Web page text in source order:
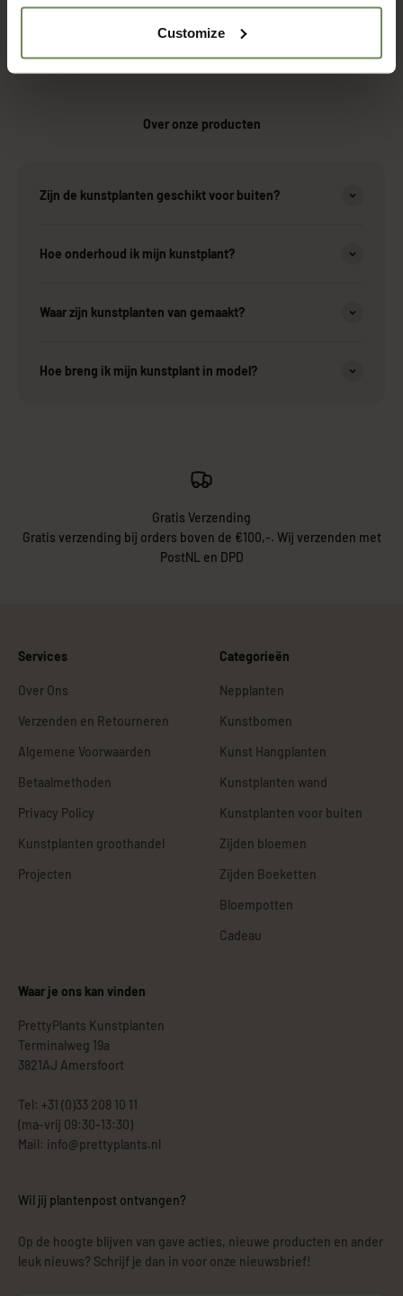
Customize
Over onze producten
Zijn de kunstplanten geschikt voor buiten?
Hoe onderhoud ik mijn kunstplant?
Waar zijn kunstplanten van gemaakt?
Hoe breng ik mijn kunstplant in model?
Gratis Verzending
Gratis verzending bij orders boven de €100,-. Wij verzenden met
PostNL en DPD
Services
Over Ons
Verzenden en Retourneren
Algemene Voorwaarden
Betaalmethoden
Privacy Policy
Kunstplanten groothandel
Projecten
Categorieën
Nepplanten
Kunstbomen
Kunst Hangplanten
Kunstplanten wand
Kunstplanten voor buiten
Zijden bloemen
Zijden Boeketten
Bloempotten
Cadeau
Waar je ons kan vinden
PrettyPlants Kunstplanten
Terminalweg 19a
3821AJ Amersfoort
Tel: +31 (0)33 208 10 11
(ma-vrij 09:30-13:30)
Mail: info@prettyplants.nl
Wil jij plantenpost ontvangen?
Op de hoogte blijven van gave acties, nieuwe producten en ander
leuk nieuws? Schrijf je dan in voor onze nieuwsbrief!